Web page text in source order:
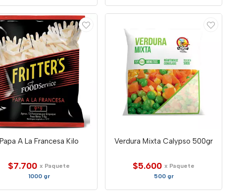
Papa A La Francesa Kilo
$7.700 x Paquete
1000 gr
Verdura Mixta Calypso 500gr
$5.600 x Paquete
500 gr